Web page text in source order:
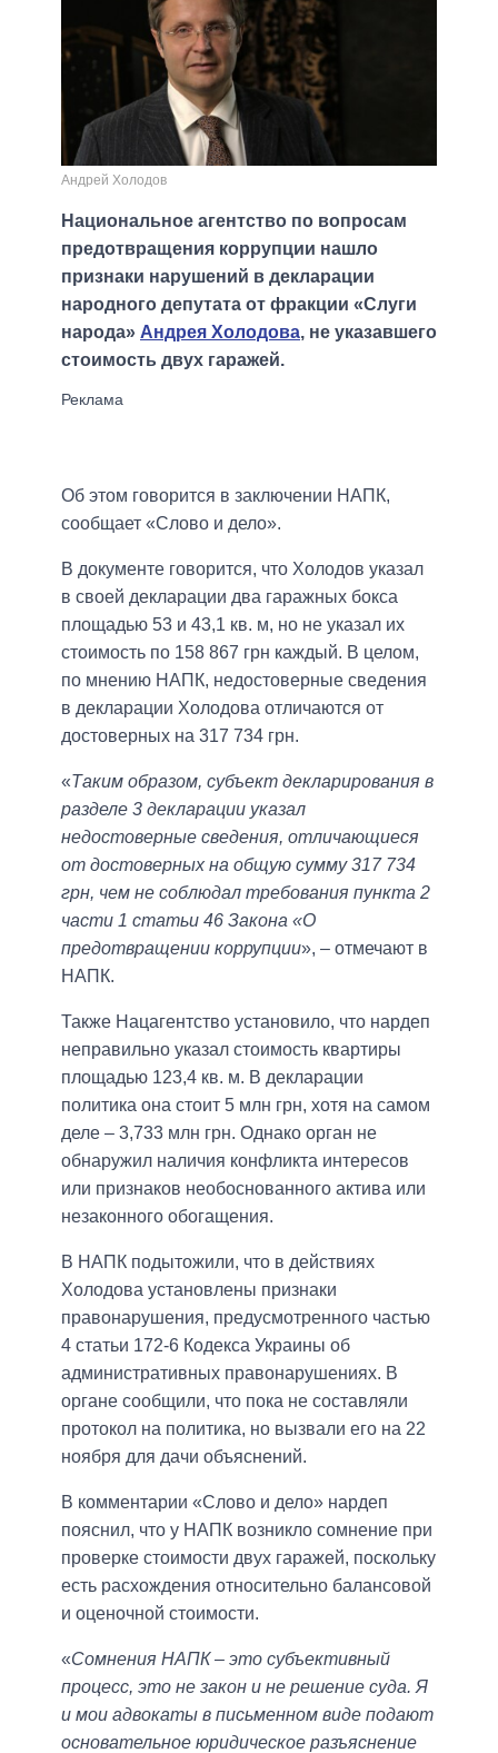
Андрей Холодов
Национальное агентство по вопросам
предотвращения коррупции нашло
признаки нарушений в декларации
народного депутата от фракции «Слуги
народа» Андрея Холодова, не указавшего
стоимость двух гаражей.
Об этом говорится в заключении НАПК,
сообщает «Слово и дело».
В документе говорится, что Холодов указал
в своей декларации два гаражных бокса
площадью 53 и 43,1 кв. м, но не указал их
стоимость по 158 867 грн каждый. В целом,
по мнению НАПК, недостоверные сведения
в декларации Холодова отличаются от
достоверных на 317 734 грн.
«Таким образом, субъект декларирования в
разделе 3 декларации указал
недостоверные сведения, отличающиеся
от достоверных на общую сумму 317 734
грн, чем не соблюдал требования пункта 2
части 1 статьи 46 Закона «О
предотвращении коррупции», – отмечают в
НАПК.
Также Нацагентство установило, что нардеп
неправильно указал стоимость квартиры
площадью 123,4 кв. м. В декларации
политика она стоит 5 млн грн, хотя на самом
деле – 3,733 млн грн. Однако орган не
обнаружил наличия конфликта интересов
или признаков необоснованного актива или
незаконного обогащения.
В НАПК подытожили, что в действиях
Холодова установлены признаки
правонарушения, предусмотренного частью
4 статьи 172-6 Кодекса Украины об
административных правонарушениях. В
органе сообщили, что пока не составляли
протокол на политика, но вызвали его на 22
ноября для дачи объяснений.
В комментарии «Слово и дело» нардеп
пояснил, что у НАПК возникло сомнение при
проверке стоимости двух гаражей, поскольку
есть расхождения относительно балансовой
и оценочной стоимости.
«Сомнения НАПК – это субъективный
процесс, это не закон и не решение суда. Я
и мои адвокаты в письменном виде подают
основательное юридическое разъяснение